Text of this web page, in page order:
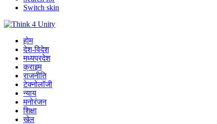
Switch skin
होम
देश-विदेश
मध्यप्रदेश
क्राइम
राजनीति
टेक्नोलॉजी
न्याय
मनोरंजन
शिक्षा
खेल